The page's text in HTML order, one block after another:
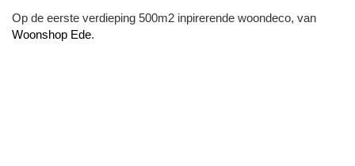
Op de eerste verdieping 500m2 inpirerende woondeco, van
Woonshop Ede.